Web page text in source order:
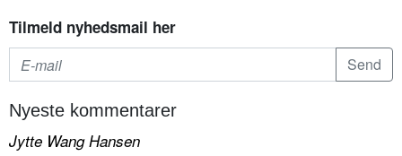
Tilmeld nyhedsmail her
Nyeste kommentarer
Jytte Wang Hansen